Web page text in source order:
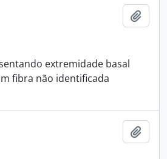
extremidade basal
fibra não identificada